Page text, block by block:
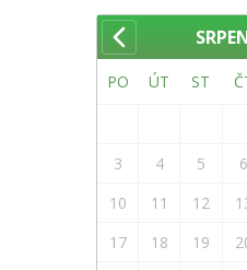
PO ÚT ST
3
4 5 6
10
11 12
17
18 19